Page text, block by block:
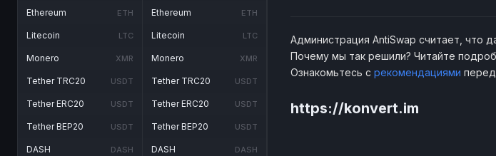
Ethereum ETH
Litecoin LTC
Monero XMR
Tether TRC20 USDT
Tether ERC20 USDT
Tether BEP20 USDT
DASH DASH
Ethereum ETH
Litecoin LTC
Monero XMR
Tether TRC20 USDT
Tether ERC20 USDT
Tether BEP20 USDT
DASH DASH
Администрация AntiSwap считает, что
Почему мы так решили? Читайте
Ознакомьтесь с рекомендациями
https://konvert.im